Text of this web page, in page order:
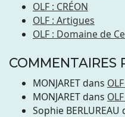
OLF : CRÉON
OLF : Artigues
OLF : Domaine de
COMMENTAIRES
MONJARETdans
MONJARETdans
Sophie BERLUREAU